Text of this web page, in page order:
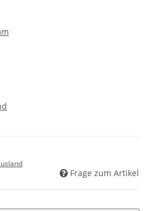
Frage zum Artikel